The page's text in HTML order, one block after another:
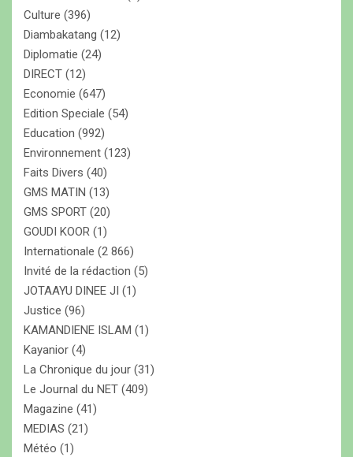
Culture (396)
Diambakatang (12)
Diplomatie (24)
DIRECT (12)
Economie (647)
Edition Speciale (54)
Education (992)
Environnement (123)
Faits Divers (40)
GMS MATIN (13)
GMS SPORT (20)
GOUDI KOOR (1)
Internationale (2 866)
Invité de la rédaction (5)
JOTAAYU DINEE JI (1)
Justice (96)
KAMANDIENE ISLAM (1)
Kayanior (4)
La Chronique du jour (31)
Le Journal du NET (409)
Magazine (41)
MEDIAS (21)
Météo (1)